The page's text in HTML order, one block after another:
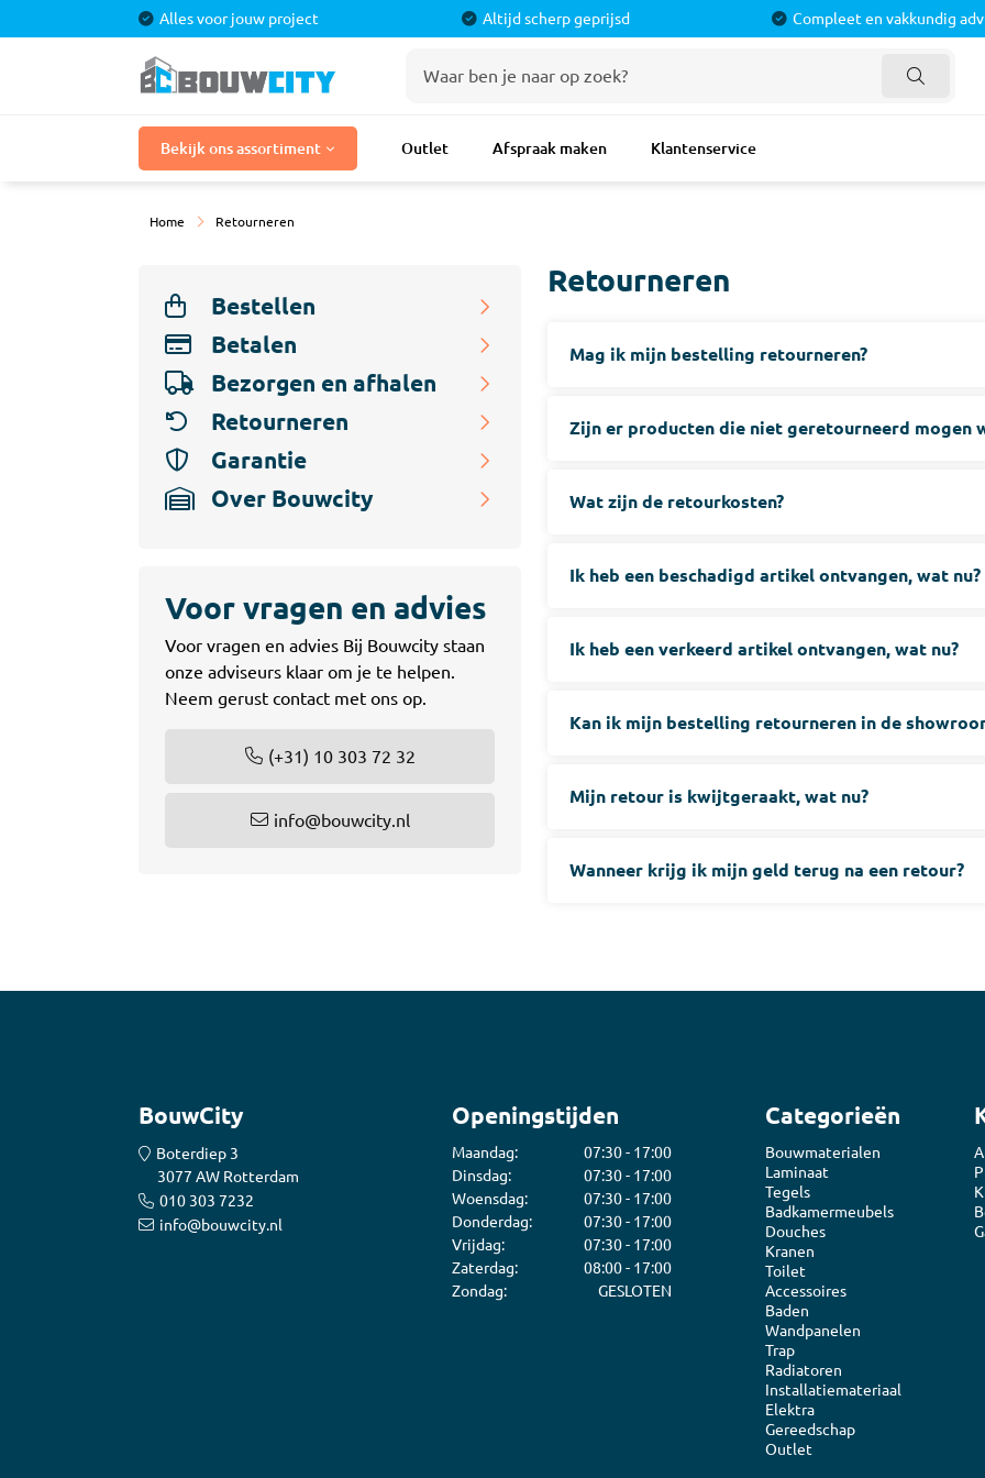
Alles voor jouw project Altijd scherp geprijsd Compleet en vakkundig
Bekijk ons assortiment Outlet Afspraak maken Klantenservice
Bouwmaterialen
Badkamermeubels
Douches
Kranen
Toilet
Accessoires
Wandpanelen
Trap
Radiatoren
Installatiemateriaal
Stukadoorsmateriaal
Sierpleisters
Verf
Schoonmaak & Reinigen
Tegel Toebehoren
Cement & Mortel
Tegellijm
Tegelverwerking
Bouwemmer
Schroeven
Kit
Acrylaatkitten
Pur
Toebehoren Pur
Home Retourneren
Bestellen
Betalen
Bezorgen en afhalen
Retourneren
Garantie
Over Bouwcity
Voor vragen en advies
Voor vragen en advies Bij Bouwcity staan
onze adviseurs klaar om je te helpen.
Neem gerust contact met ons op.
(+31) 10 303 72 32
info@bouwcity.nl
Retourneren
Mag ik mijn bestelling retourneren?
Zijn er producten die niet geretourneerd mogen
Wat zijn de retourkosten?
Ik heb een beschadigd artikel ontvangen, wat nu?
Ik heb een verkeerd artikel ontvangen, wat nu?
Kan ik mijn bestelling retourneren in de
Mijn retour is kwijtgeraakt, wat nu?
Wanneer krijg ik mijn geld terug na een retour?
BouwCity
Boterdiep 3
3077 AW Rotterdam
010 303 7232
info@bouwcity.nl
Openingstijden
Maandag:
07:30 - 17:00
Dinsdag:
07:30 - 17:00
Woensdag:
07:30 - 17:00
Donderdag:
07:30 - 17:00
Vrijdag:
07:30 - 17:00
Zaterdag:
08:00 - 17:00
Zondag:
GESLOTEN
Categorieën
Bouwmaterialen
Laminaat
Tegels
Badkamermeubels
Douches
Kranen
Toilet
Accessoires
Baden
Wandpanelen
Trap
Radiatoren
Installatiemateriaal
Elektra
Gereedschap
Outlet